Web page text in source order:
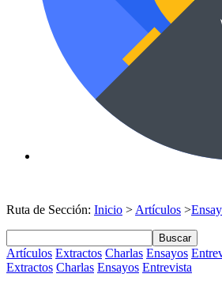
Ruta de Sección: Inicio > Artículos >
Buscar
Artículos Extractos Charlas Ensayos
Extractos Charlas Ensayos Entrevista